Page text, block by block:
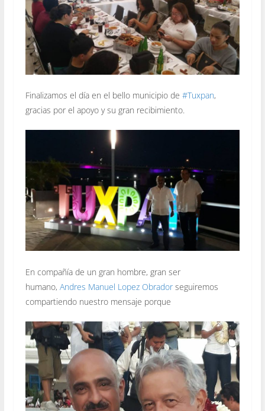
Finalizamos el día en el bello municipio de #Tuxpan,
gracias por el apoyo y su gran recibimiento.
En compañía de un gran hombre, gran ser
humano, Andres Manuel Lopez Obradorseguiremos
compartiendo nuestro mensaje porque